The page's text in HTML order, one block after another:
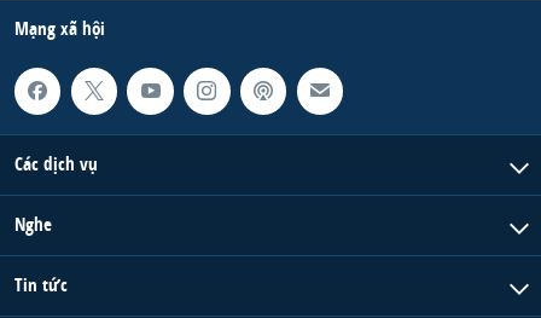
Mạng xã hội
Các dịch vụ
Nghe
Tin tức